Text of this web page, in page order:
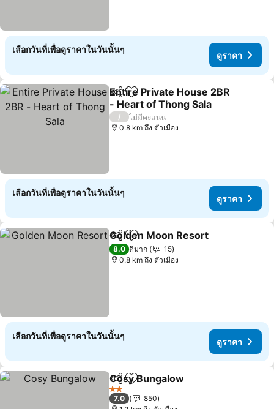
เลือกวันที่เพื่อดูราคาในวันนั้นๆ
ดูราคา
แชร์ เพิ่มในรายการโปรด
Entire Private House 2BR
- Heart of Thong Sala
ดูราคา
/
ไม่มีคะแนน
0.8 km ถึง ตัวเมือง
เลือกวันที่เพื่อดูราคาในวันนั้นๆ
ดูราคา
แชร์ เพิ่มในรายการโปรด
Golden Moon Resort
8.0 ดีมาก
15
0.8 km ถึง ตัวเมือง
เลือกวันที่เพื่อดูราคาในวันนั้นๆ
ดูราคา
แชร์ เพิ่มในรายการโปรด
Cosy Bungalow
2 ดาว
7.0
850